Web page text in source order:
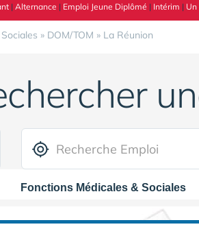
| Alternance | Emploi Jeune Diplômé | Intérim |
» DOM/TOM » La Réunion
Fonctions Médicales & Sociales